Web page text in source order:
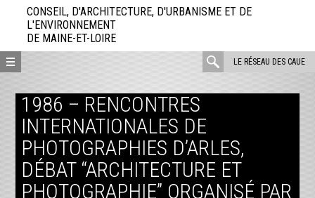
directement
contenu
CONSEIL, D'ARCHITECTURE, D'URBANISME ET DE
L'ENVIRONNEMENT
DE MAINE-ET-LOIRE
LE RÉSEAU DES CAUE
rechercher
1986 – RENCONTRES
INTERNATIONALES DE
PHOTOGRAPHIES D’ARLES,
DÉBAT “ARCHITECTURE ET
PHOTOGRAPHIE” ORGANISÉ PAR